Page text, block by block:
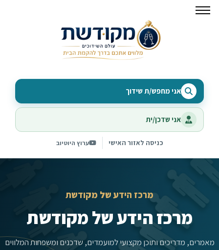
אני מחפש/ת שידוך
אני שדכן/ית
כניסה לאזור האישי ערוץ היוטיוב
מרכז הידע של מקודשת
מרכז הידע של מקודשת
מאמרים, מדריכים ותוכן מקצועי למועמדים, שדכנים ומשפחות המלווים